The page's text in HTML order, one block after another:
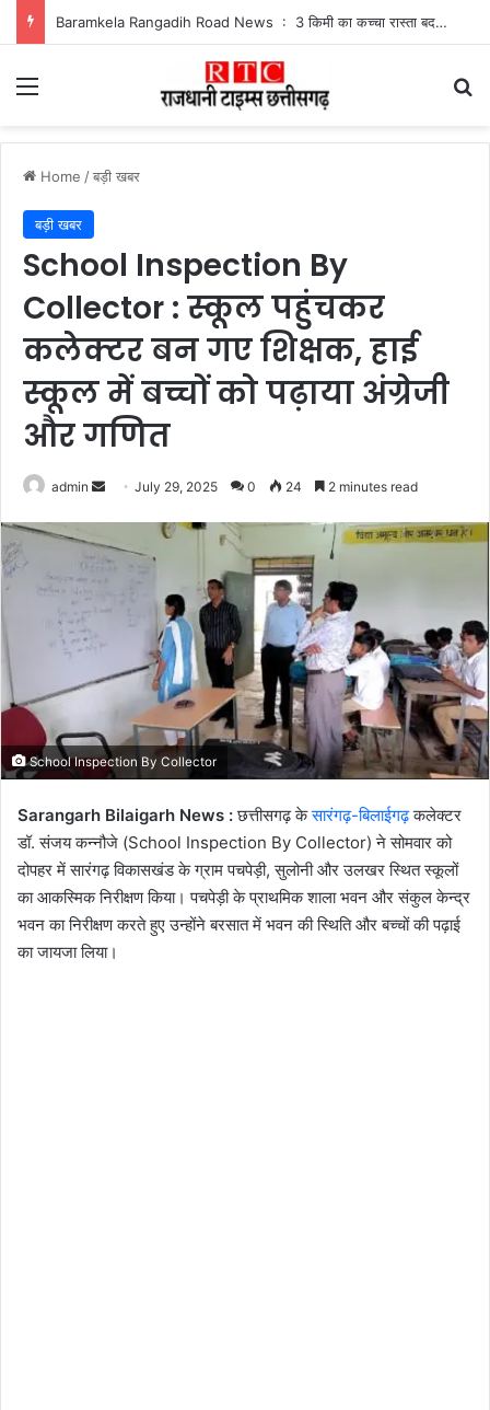
Baramkela Rangadih Road News : 3 किमी का कच्चा रास्ता बदहाल, बारिश में फंसे रंगाडीह के ग्रामीण
Menu
Home /बड़ी खबर
बड़ी खबर
School Inspection By
Collector : स्कूल पहुंचकर
कलेक्टर बन गए शिक्षक, हाई
स्कूल में बच्चों को पढ़ाया अंग्रेजी
और गणित
admin
SendJuly 29, 2025 0 24 2 minutes read
School Inspection By Collector
Sarangarh Bilaigarh News :छत्तीसगढ़ केसारंगढ़-बिलाईगढ़कलेक्टर
डॉ. संजय कन्नौजे (School Inspection By Collector) ने सोमवार को
दोपहर में सारंगढ़ विकासखंड के ग्राम पचपेड़ी, सुलोनी और उलखर स्थित स्कूलों
का आकस्मिक निरीक्षण किया। पचपेड़ी के प्राथमिक शाला भवन और संकुल केन्द्र
भवन का निरीक्षण करते हुए उन्होंने बरसात में भवन की स्थिति और बच्चों की पढ़ाई
का जायजा लिया।